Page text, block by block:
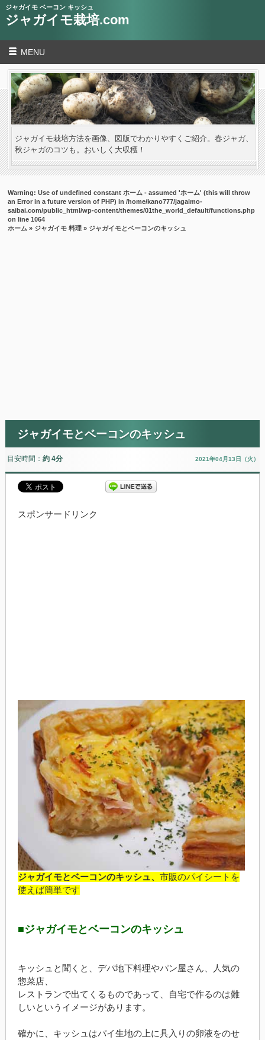
ジャガイモ ベーコン キッシュ
ジャガイモ栽培.com
MENU
ジャガイモ栽培方法を画像、図版でわかりやすくご紹介。春ジャガ、
秋ジャガのコツも。おいしく大収穫！
Warning: Use of undefined constant ホーム - assumed 'ホーム' (this will throw
an Error in a future version of PHP) in/home/kano777/jagaimo-
saibai.com/public_html/wp-content/themes/01the_world_default/functions.php
on line1064
ホーム » ジャガイモ 料理 » ジャガイモとベーコンのキッシュ
ジャガイモとベーコンのキッシュ
目安時間： 約 4分 2021年04月13日（火）
スポンサードリンク
ジャガイモとベーコンのキッシュ、 市販のパイシートを
使えば簡単です
■ジャガイモとベーコンのキッシュ
キッシュと聞くと、デパ地下料理やパン屋さん、人気の
惣菜店、
レストランで出てくるものであって、自宅で作るのは難
しいというイメージがあります。
確かに、キッシュはパイ生地の上に具入りの卵液をのせ